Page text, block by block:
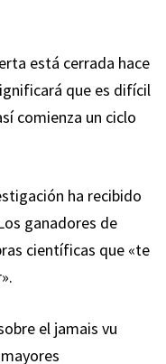
está cerrada hace
que es difícil
comienza un ciclo
ha recibido
ganadores de
científicas que «te
el jamais vu